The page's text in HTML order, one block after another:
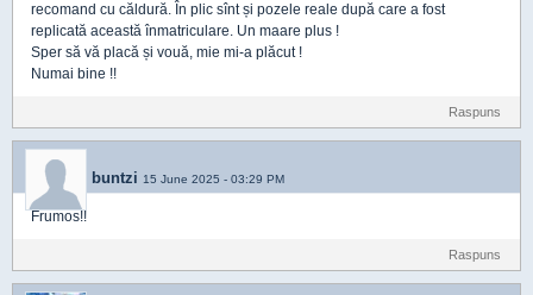
recomand cu căldură. În plic sînt și pozele reale după care a fost
replicată această înmatriculare. Un maare plus !
Sper să vă placă și vouă, mie mi-a plăcut !
Numai bine !!
Raspuns
buntzi 15 June 2025 - 03:29 PM
Frumos!!
Raspuns